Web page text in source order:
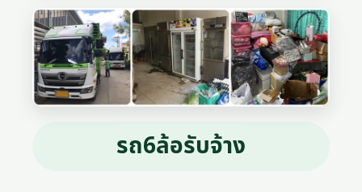
รถ6ล้อรับจ้าง